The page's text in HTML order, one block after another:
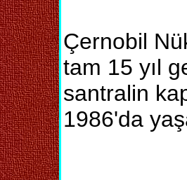
Çernobil
tam 15 yıl
santralin
1986'da